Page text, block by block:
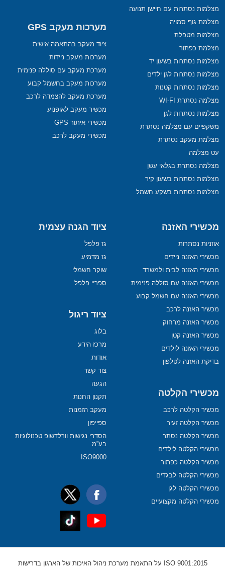
מצלמות נסתרות עם חיישן תנועה
מצלמת גוף סמויה
מצלמות מטפלת
מצלמת כפתור
מצלמות נסתרות בשעון יד
מצלמות נסתרות לגן ילדים
מצלמות נסתרות קטנות
מצלמה נסתרת WI-FI
מצלמות נסתרות לגן
משקפיים עם מצלמה נסתרת
מצלמת מעקב נסתרת
עט מצלמה
מצלמה נסתרת בגלאי עשן
מצלמות נסתרות בשעון קיר
מצלמות נסתרות בשקע חשמל
מערכות מעקב GPS
ציוד מעקב בהתאמה אישית
מערכות מעקב ניידות
מערכת מעקב עם סוללה פנימית
מערכות מעקב בחשמל קבוע
מערכת מעקב להצמדה לרכב
מכשיר מעקב לאופנוע
מכשירי איתור GPS
מכשירי מעקב לרכב
מכשירי האזנה
אוזניות נסתרות
מכשירי האזנה ניידים
מכשירי האזנה לבית ולמשרד
מכשירי האזנה עם סוללה פנימית
מכשירי האזנה עם חשמל קבוע
מכשיר האזנה לרכב
מכשיר האזנה מרחוק
מכשיר האזנה קטן
מכשירי האזנה לילדים
בדיקת האזנה לטלפון
מכשירי הקלטה
מכשיר הקלטה לרכב
מכשיר הקלטה זעיר
מכשיר הקלטה נסתר
מכשירי הקלטה לילדים
מכשיר הקלטה כפתור
מכשירי הקלטה לבגדים
מכשירי הקלטה לגן
מכשירי הקלטה מקצועיים
ציוד הגנה עצמית
גז פלפל
גז מדמיע
שוקר חשמלי
ספריי פלפל
ציוד ריגול
בלוג
מרכז הידע
אודות
צור קשר
הגעה
תקנון החנות
מעקב הזמנות
ספייפון
הסדרי נגישות וורלדשופ טכנולוגיות
בע”מ
ISO9000
ISO 9001:2015 על התאמת מערכת ניהול האיכות של הארגון בדרישות